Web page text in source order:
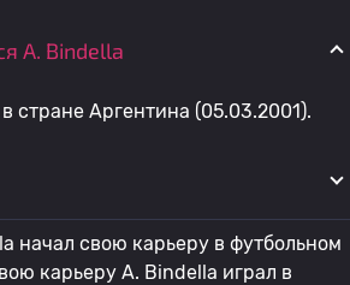
A. Bindella
стране Аргентина (05.03.2001).
начал свою карьеру в футбольном
карьеру A. Bindella играл в